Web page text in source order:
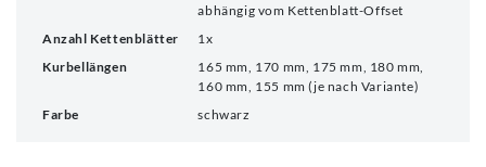
abhängig vom Kettenblatt-Offset
Anzahl Kettenblätter
1x
Kurbellängen
165 mm, 170 mm, 175 mm, 180 mm,
160 mm, 155 mm (je nach Variante)
Farbe
schwarz